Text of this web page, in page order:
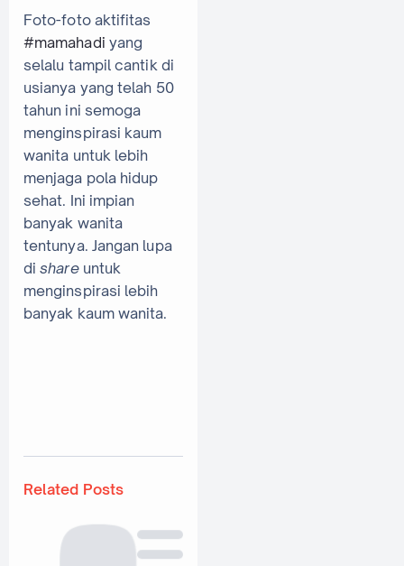
Foto-foto aktifitas
#mamahadi yang
selalu tampil cantik di
usianya yang telah 50
tahun ini semoga
menginspirasi kaum
wanita untuk lebih
menjaga pola hidup
sehat. Ini impian
banyak wanita
tentunya. Jangan lupa
dishareuntuk
menginspirasi lebih
banyak kaum wanita.
Related Posts